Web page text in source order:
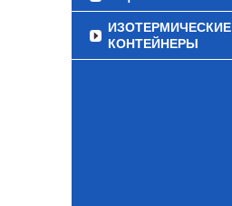
ИЗОТЕРМИЧЕСКИЕ
КОНТЕЙНЕРЫ